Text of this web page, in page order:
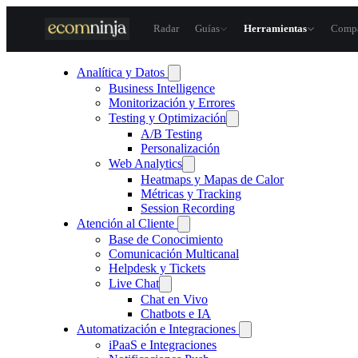
Radar Guías Herramientas
Analítica y Datos
Business Intelligence
Monitorización y Errores
Testing y Optimización
A/B Testing
Personalización
Web Analytics
Heatmaps y Mapas de Calor
Métricas y Tracking
Session Recording
Atención al Cliente
Base de Conocimiento
Comunicación Multicanal
Helpdesk y Tickets
Live Chat
Chat en Vivo
Chatbots e IA
Automatización e Integraciones
iPaaS e Integraciones